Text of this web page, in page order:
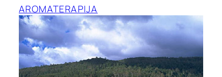
AROMATERAPIJA